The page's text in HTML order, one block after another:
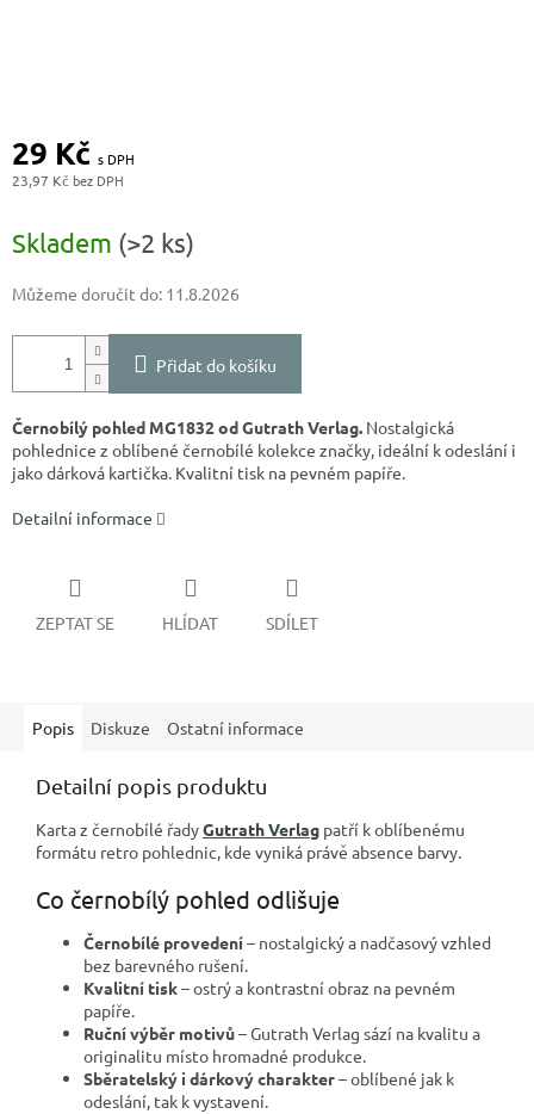
29 Kč
23,97 Kč
cena:
Skladem (>2 ks)
Můžeme doručit do: 11.8.2026
Přidat do košíku
Černobílý pohled MG1832 od Gutrath Verlag. Nostalgická
pohlednice z oblíbené černobílé kolekce značky, ideální k odeslání i
jako dárková kartička. Kvalitní tisk na pevném papíře.
Detailní informace
ZEPTAT SE HLÍDAT SDÍLET
Popis Diskuze Ostatní informace
Detailní popis produktu
Karta z černobílé řadyGutrath Verlag patří k oblíbenému
formátu retro pohlednic, kde vyniká právě absence barvy.
Co černobílý pohled odlišuje
Černobílé provedení– nostalgický a nadčasový vzhled
bez barevného rušení.
Kvalitní tisk– ostrý a kontrastní obraz na pevném
papíře.
Ruční výběr motivů– Gutrath Verlag sází na kvalitu a
originalitu místo hromadné produkce.
Sběratelský i dárkový charakter– oblíbené jak k
odeslání, tak k vystavení.